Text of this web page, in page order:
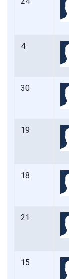
4
30
19
18
21
15